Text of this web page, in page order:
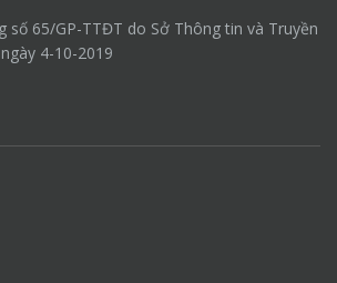
số 65/GP-TTĐT do Sở Thông tin và Truyền
4-10-2019